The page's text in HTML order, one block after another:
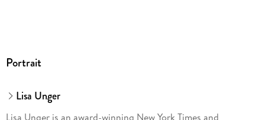
Portrait
Lisa Unger
Lisa Unger is an award-winning New York Times and